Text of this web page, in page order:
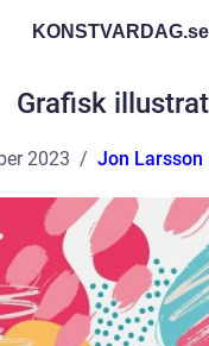
KONSTVARDAG.se
Grafisk
2023 Jon Larsson